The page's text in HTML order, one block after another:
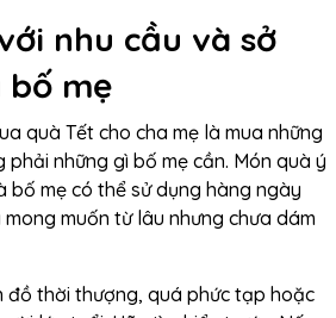
nhu cầu và sở
bố mẹ
quà Tết cho cha mẹ là mua những
phải những gì bố mẹ cần. Món quà ý
bố mẹ có thể sử dụng hàng ngày
muốn từ lâu nhưng chưa dám
đồ thời thượng, quá phức tạp hoặc